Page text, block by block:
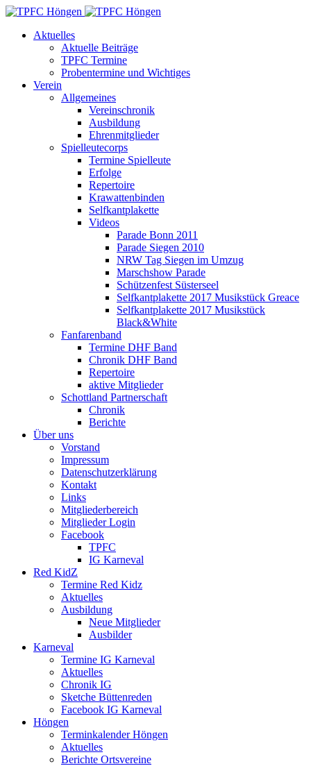
Aktuelles
Aktuelle Beiträge
TPFC Termine
Probentermine und Wichtiges
Verein
Allgemeines
Vereinschronik
Ausbildung
Ehrenmitglieder
Spielleutecorps
Termine Spielleute
Erfolge
Repertoire
Krawattenbinden
Selfkantplakette
Videos
Parade Bonn 2011
Parade Siegen 2010
NRW Tag Siegen im Umzug
Marschshow Parade
Schützenfest Süsterseel
Selfkantplakette 2017 Musikstück Greace
Selfkantplakette 2017 Musikstück
Black&White
Fanfarenband
Termine DHF Band
Chronik DHF Band
Repertoire
aktive Mitglieder
Schottland Partnerschaft
Chronik
Berichte
Über uns
Vorstand
Impressum
Datenschutzerklärung
Kontakt
Links
Mitgliederbereich
Mitglieder Login
Facebook
TPFC
IG Karneval
Red KidZ
Termine Red Kidz
Aktuelles
Ausbildung
Neue Mitglieder
Ausbilder
Karneval
Termine IG Karneval
Aktuelles
Chronik IG
Sketche Büttenreden
Facebook IG Karneval
Höngen
Terminkalender Höngen
Aktuelles
Berichte Ortsvereine